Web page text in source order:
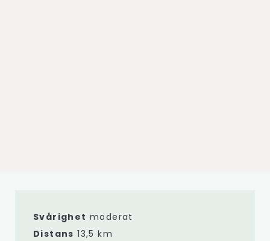
Svårighet moderat
Distans 13,5 km